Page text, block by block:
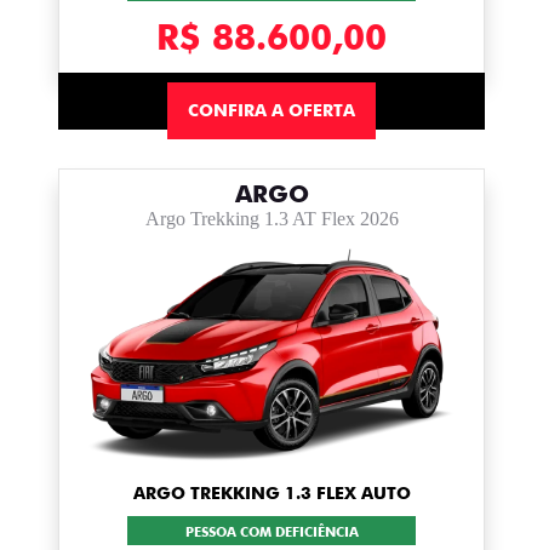
R$ 88.600,00
CONFIRA A OFERTA
ARGO
Argo Trekking 1.3 AT Flex 2026
ARGO TREKKING 1.3 FLEX AUTO
PESSOA COM DEFICIÊNCIA